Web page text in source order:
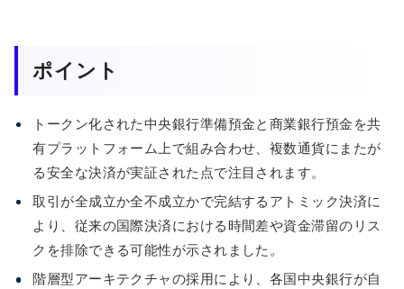
ポイント
トークン化された中央銀行準備預金と商業銀行預金を共
有プラットフォーム上で組み合わせ、複数通貨にまたが
る安全な決済が実証された点で注目されます。
取引が全成立か全不成立かで完結するアトミック決済に
より、従来の国際決済における時間差や資金滞留のリス
クを排除できる可能性が示されました。
階層型アーキテクチャの採用により、各国中央銀行が自